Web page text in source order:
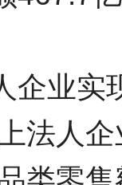
企业实
法人